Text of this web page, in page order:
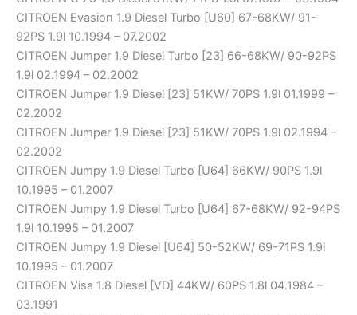
CITROEN Evasion 1.9 Diesel Turbo [U60] 67-68KW/ 91-
92PS 1.9l 10.1994 – 07.2002
CITROEN Jumper 1.9 Diesel Turbo [23] 66-68KW/ 90-92PS
1.9l 02.1994 – 02.2002
CITROEN Jumper 1.9 Diesel [23] 51KW/ 70PS 1.9l 01.1999 –
02.2002
CITROEN Jumper 1.9 Diesel [23] 51KW/ 70PS 1.9l 02.1994 –
02.2002
CITROEN Jumpy 1.9 Diesel Turbo [U64] 66KW/ 90PS 1.9l
10.1995 – 01.2007
CITROEN Jumpy 1.9 Diesel Turbo [U64] 67-68KW/ 92-94PS
1.9l 10.1995 – 01.2007
CITROEN Jumpy 1.9 Diesel [U64] 50-52KW/ 69-71PS 1.9l
10.1995 – 01.2007
CITROEN Visa 1.8 Diesel [VD] 44KW/ 60PS 1.8l 04.1984 –
03.1991